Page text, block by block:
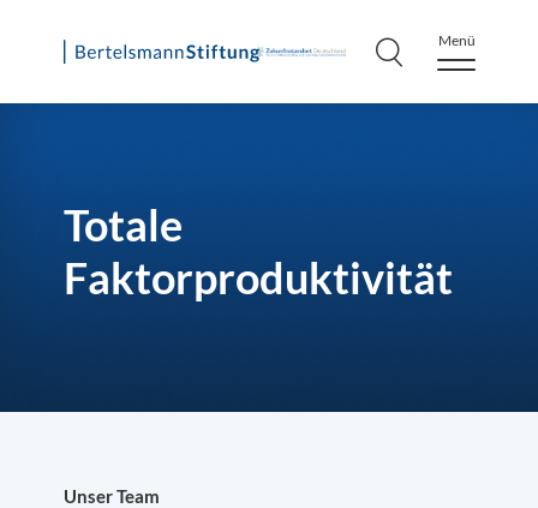
Skip
Menü
Totale
Faktorproduktivität
Unser Team